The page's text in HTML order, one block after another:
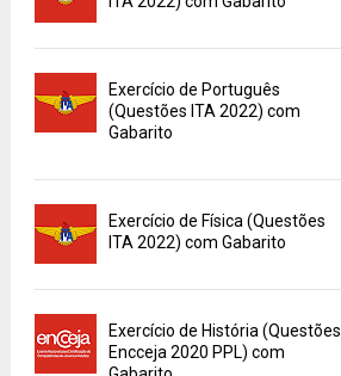
Exercício de Português
(Questões ITA 2022) com
Gabarito
Exercício de Física (Questões
ITA 2022) com Gabarito
Exercício de História (Questões
Encceja 2020 PPL) com